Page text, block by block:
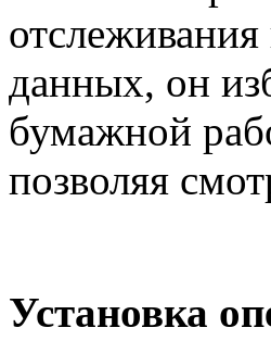
данных, он
бумажной
позволяя
Установка